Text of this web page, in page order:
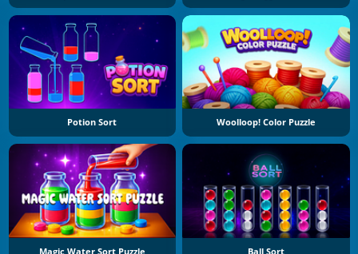
Potion Sort Woolloop! Color Puzzle
Magic Water Sort Puzzle Ball Sort